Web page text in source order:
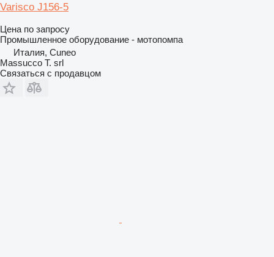
Varisco J156-5
Цена по запросу
Промышленное оборудование - мотопомпа
Италия, Cuneo
Massucco T. srl
Связаться с продавцом